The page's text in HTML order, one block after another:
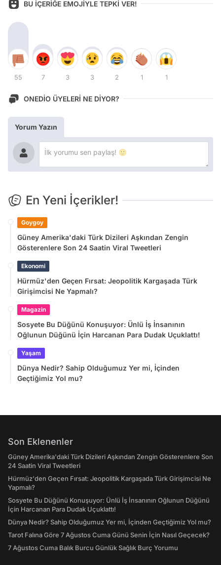
BU İÇERİĞE EMOJİYLE TEPKİ VER!
55 7 3 3 2 1 1
ONEDİO ÜYELERİ NE DİYOR?
Yorum Yazın
En Yeni İçerikler!
Goygoy
Güney Amerika'daki Türk Dizileri Aşkından Zengin
Gösterenlere Son 24 Saatin Viral Tweetleri
Ekonomi
Hürmüz'den Geçen Fırsat: Jeopolitik Kargaşada Türk
Girişimcisi Ne Yapmalı?
Magazin
Sosyete Bu Düğünü Konuşuyor: Ünlü İş İnsanının
Oğlunun Düğünü İçin Harcanan Para Dudak Uçuklattı!
Yaşam
Dünya Nedir? Sahip Olduğumuz Yer mi, İçinden
Geçtiğimiz Yol mu?
Son Eklenenler
Güney Amerika'daki Türk Dizileri Aşkından Zengin Gösterenlere Son
24 Saatin Viral Tweetleri
Hürmüz'den Geçen Fırsat: Jeopolitik Kargaşada Türk Girişimcisi Ne
Yapmalı?
Sosyete Bu Düğünü Konuşuyor: Ünlü İş İnsanının Oğlunun Düğünü
İçin Harcanan Para Dudak Uçuklattı!
Dünya Nedir? Sahip Olduğumuz Yer mi, İçinden Geçtiğimiz Yol mu?
Tarot Falına Göre 7 Ağustos Cuma Günü Senin İçin Nasıl Geçecek?
7 Ağustos Cuma Balık Burcu Günlük Sağlık Burç Yorumu